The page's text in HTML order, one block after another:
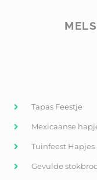
Tapas Feestje
Mexicaanse
Tuinfeest Hapjes
Gevulde